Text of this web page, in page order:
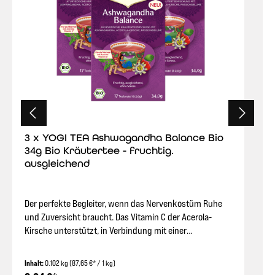
Zitronenschale*, Malvenblätter*, Erdbeerblätter*,
Himbeerblätter*, Brombeerblätter*, Krauseminze* | *
Aus kontrolliert biologischem Anbau | Erzeugnis der EU
/ Nicht-EU-Landwirtschaft | Öko-Kontrollstelle DE-ÖKO-
3 x YOGI TEA Ashwagandha Balance Bio
34g Bio Kräutertee - fruchtig.
ausgleichend
Der perfekte Begleiter, wenn das Nervenkostüm Ruhe
und Zuversicht braucht. Das Vitamin C der Acerola-
Kirsche unterstützt, in Verbindung mit einer
als Teil einer gesunden Lebensweise, auf natürliche
Weise dein Nervensystem. Genieße diese leckere
Inhalt:0.102 kg(87,65 €* / 1 kg)